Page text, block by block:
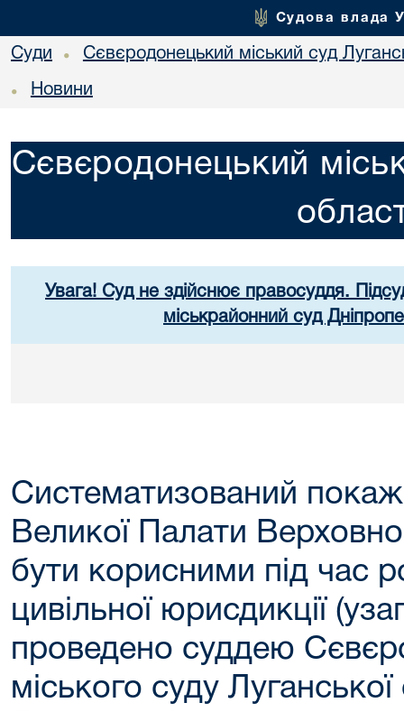
Судова влада
Суди • Сєвєродонецький міський суд
• Новини
Сєвєродонецький
Увага! Суд не здійснює правосуддя.
міськрайонний суд
Систематизований
Великої Палати
бути корисними під час
цивільної юрисдикції
проведено суддею
міського суду